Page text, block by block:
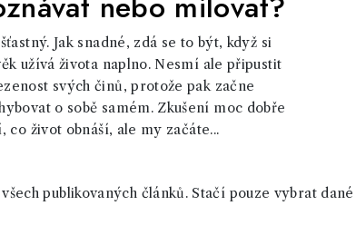
Jak snadné, zdá se to být, když si
užívá života naplno. Nesmí ale připustit
svých činů, protože pak začne
o sobě samém. Zkušení moc dobře
co život obnáší, ale my začáte...
publikovaných článků. Stačí pouze vybrat